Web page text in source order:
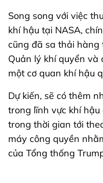
Song song với việc
khí hậu tại NASA,
cũng đã sa thải hàng
Quản lý khí quyển và
một cơ quan khí hậu
Dự kiến, sẽ có thêm
trong lĩnh vực khí
trong thời gian tới
máy công quyền
của Tổng thống